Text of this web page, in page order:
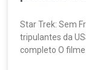
Star Trek: Sem
tripulantes da
completo O